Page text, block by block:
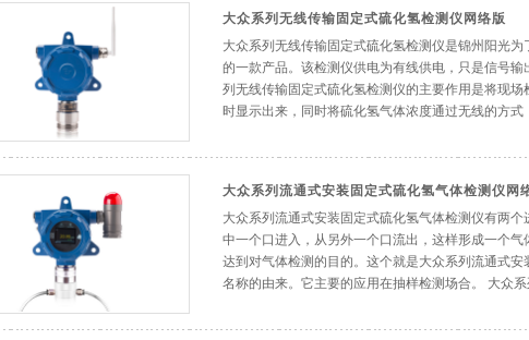
大众系列无线传输固定式硫化氢检测仪网络版
大众系列无线传输固定式硫化氢检测仪是锦州阳光
的一款产品。该检测仪供电为有线供电，只是信号
列无线传输固定式硫化氢检测仪的主要作用是将现
时显示出来，同时将硫化氢气体浓度通过无线的方式
大众系列流通式安装固定式硫化氢气体检测仪网
大众系列流通式安装固定式硫化氢气体检测仪有两
中一个口进入，从另外一个口流出，这样形成一个
达到对气体检测的目的。这个就是大众系列流通式安
名称的由来。它主要的应用在抽样检测场合。 大众系